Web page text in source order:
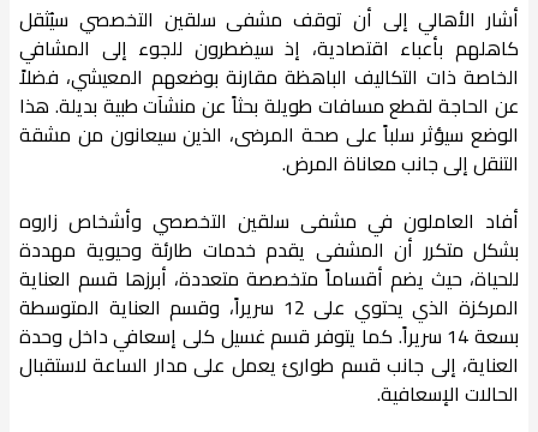
أشار الأهالي إلى أن توقف مشفى سلقين التخصصي سيُثقل
كاهلهم بأعباء اقتصادية، إذ سيضطرون للجوء إلى المشافي
الخاصة ذات التكاليف الباهظة مقارنة بوضعهم المعيشي، فضلاً
عن الحاجة لقطع مسافات طويلة بحثاً عن منشآت طبية بديلة. هذا
الوضع سيؤثر سلباً على صحة المرضى، الذين سيعانون من مشقة
التنقل إلى جانب معاناة المرض.
أفاد العاملون في مشفى سلقين التخصصي وأشخاص زاروه
بشكل متكرر أن المشفى يقدم خدمات طارئة وحيوية مهددة
للحياة، حيث يضم أقساماً متخصصة متعددة، أبرزها قسم العناية
المركزة الذي يحتوي على 12 سريراً، وقسم العناية المتوسطة
بسعة 14 سريراً. كما يتوفر قسم غسيل كلى إسعافي داخل وحدة
العناية، إلى جانب قسم طوارئ يعمل على مدار الساعة لاستقبال
الحالات الإسعافية.